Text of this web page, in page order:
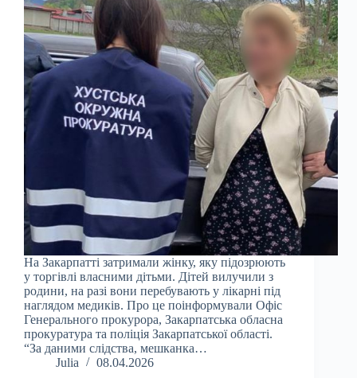
На Закарпатті затримали жінку, яку підозрюють
у торгівлі власними дітьми. Дітей вилучили з
родини, на разі вони перебувають у лікарні під
наглядом медиків. Про це поінформували Офіс
Генерального прокурора, Закарпатська обласна
прокуратура та поліція Закарпатської області.
“За даними слідства, мешканка…
Julia
08.04.2026